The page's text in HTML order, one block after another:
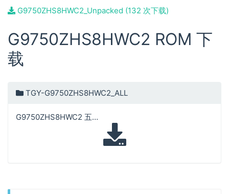
G9750ZHS8HWC2_Unpacked (132 次下载)
G9750ZHS8HWC2 ROM 下
载
TGY-G9750ZHS8HWC2_ALL
G9750ZHS8HWC2 五件套